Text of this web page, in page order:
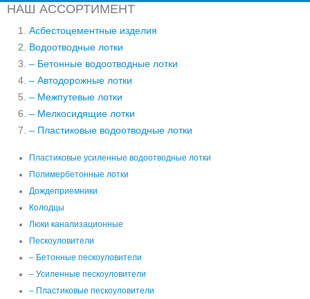
НАШ АССОРТИМЕНТ
Асбестоцементные изделия
Водоотводные лотки
– Бетонные водоотводные лотки
– Автодорожные лотки
– Межпутевые лотки
– Мелкосидящие лотки
– Пластиковые водоотводные лотки
Пластиковые усиленные водоотводные лотки
Полимербетонные лотки
Дождеприемники
Колодцы
Люки канализационные
Пескоуловители
– Бетонные пескоуловители
– Усиленные пескоуловители
– Пластиковые пескоуловители